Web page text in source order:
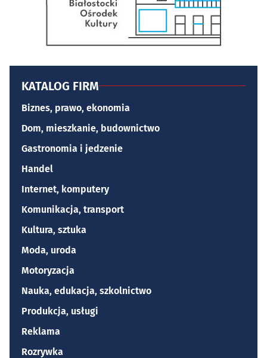
KATALOG FIRM
Biznes, prawo, ekonomia
Dom, mieszkanie, budownictwo
Gastronomia i jedzenie
Handel
Internet, komputery
Komunikacja, transport
Kultura, sztuka
Moda, uroda
Motoryzacja
Nauka, edukacja, szkolnictwo
Produkcja, usługi
Reklama
Rozrywka